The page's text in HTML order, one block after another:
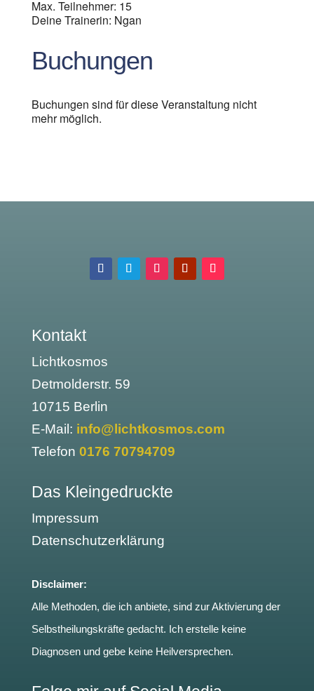
Max. Teilnehmer: 15
Deine Trainerin: Ngan
Buchungen
Buchungen sind für diese Veranstaltung nicht
mehr möglich.
Kontakt
Lichtkosmos
Detmolderstr. 59
10715 Berlin
E-Mail: info@lichtkosmos.com
Telefon 0176 70794709
Das Kleingedruckte
Impressum
Datenschutzerklärung
Disclaimer:
Alle Methoden, die ich anbiete, sind zur Aktivierung der
Selbstheilungskräfte gedacht. Ich erstelle keine
Diagnosen und gebe keine Heilversprechen.